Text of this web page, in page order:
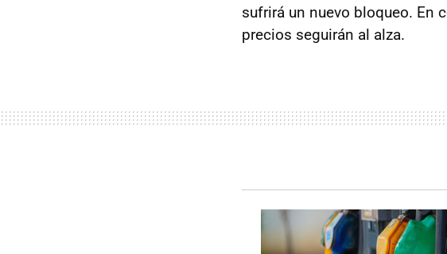
sufrirá un nuevo bloqueo. En
precios seguirán al alza.